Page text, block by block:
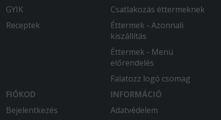
GYIK
Receptek
Csatlakozás éttermeknek
Éttermek - Azonnali
kiszállítás
Éttermek - Menü
előrendelés
Falatozz logó csomag
FIÓKOD
Bejelentkezés
INFORMÁCIÓ
Adatvédelem